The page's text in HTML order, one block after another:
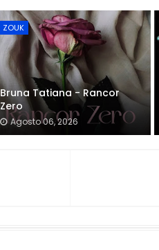
ZOUK
Bruna Tatiana - Rancor
Zero
Agosto 06, 2026